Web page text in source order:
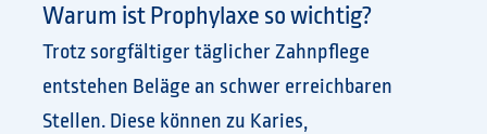
Warum ist Prophylaxe so wichtig?
Trotz sorgfältiger täglicher Zahnpflege
entstehen Beläge an schwer erreichbaren
Stellen. Diese können zu Karies,